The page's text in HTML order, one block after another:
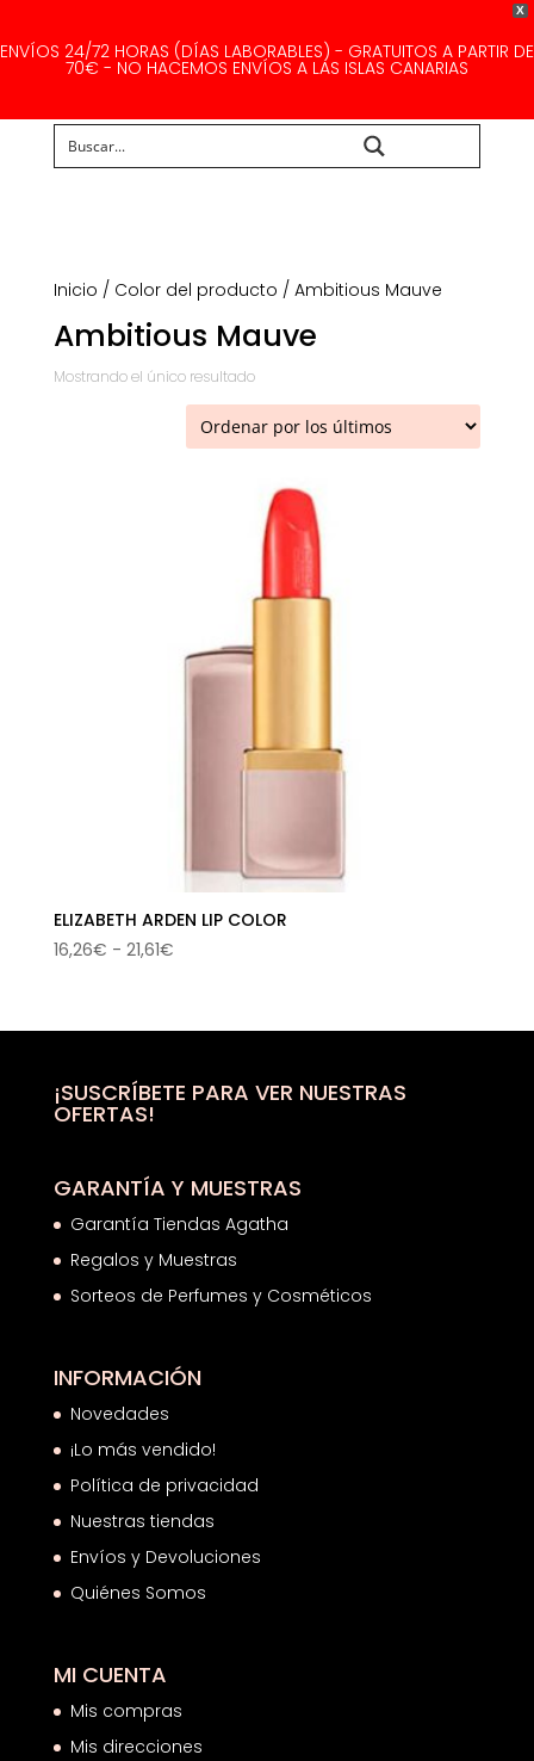
X
ENVÍOS 24/72 HORAS (DÍAS LABORABLES) - GRATUITOS A PARTIR DE
70€ - NO HACEMOS ENVÍOS A LAS ISLAS CANARIAS
Inicio / Color del producto / Ambitious Mauve
Ambitious Mauve
Mostrando el único resultado
ELIZABETH ARDEN LIP COLOR
16,26€ - 21,61€Rango
desde
hasta
¡SUSCRÍBETE PARA VER NUESTRAS
OFERTAS!
GARANTÍA Y MUESTRAS
Garantía Tiendas Agatha
Regalos y Muestras
Sorteos de Perfumes y Cosméticos
INFORMACIÓN
Novedades
¡Lo más vendido!
Política de privacidad
Nuestras tiendas
Envíos y Devoluciones
Quiénes Somos
MI CUENTA
Mis compras
Mis direcciones